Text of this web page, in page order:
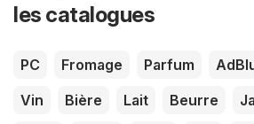
les catalogues
PC Fromage Parfum
Vin
Bière Lait Beurre